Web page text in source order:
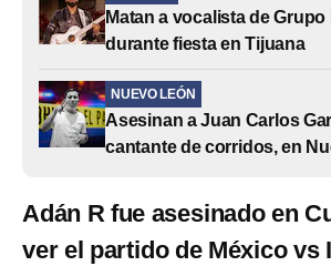
Matan a vocalista de
durante fiesta en Tijuana
NUEVO LEÓN
Asesinan a Juan Carlos
cantante de corridos, en
Adán R fue asesinado en
ver el partido de México vs